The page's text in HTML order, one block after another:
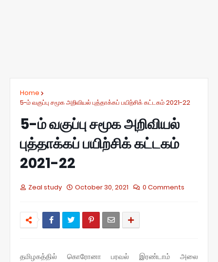
Home
5-ம் வகுப்பு சமூக அறிவியல் புத்தாக்கப் பயிற்சிக் கட்டகம் 2021-22
5-ம் வகுப்பு சமூக அறிவியல்
புத்தாக்கப் பயிற்சிக் கட்டகம்
2021-22
Zeal study October 30, 2021 0 Comments
தமிழகத்தில் கொரோனா பரவல் இரண்டாம் அலை